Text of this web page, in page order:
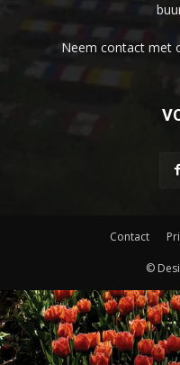
Neem contact met
Contact
©